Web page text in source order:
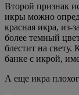
Второй признак
икры можно
красная икра, из-
более темный
блестит на свету.
банке с икрой,
А еще икра